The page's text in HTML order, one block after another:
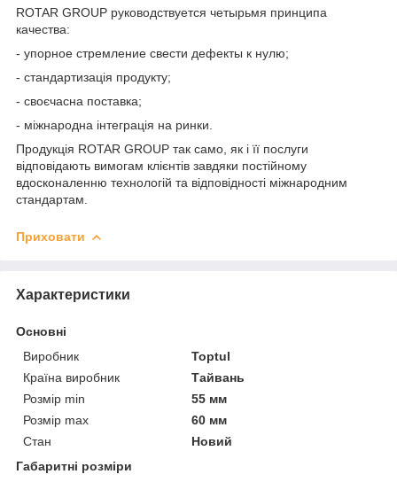
ROTAR GROUP руководствуется четырьмя принципа
качества:
- упорное стремление свести дефекты к нулю;
- стандартизація продукту;
- своєчасна поставка;
- міжнародна інтеграція на ринки.
Продукція ROTAR GROUP так само, як і її послуги
відповідають вимогам клієнтів завдяки постійному
вдосконаленню технологій та відповідності міжнародним
стандартам.
Приховати
Характеристики
Основні
Виробник
Toptul
Країна виробник
Тайвань
Розмір min
55 мм
Розмір max
60 мм
Стан
Новий
Габаритні розміри